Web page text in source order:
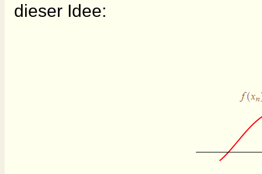
dieser Idee: